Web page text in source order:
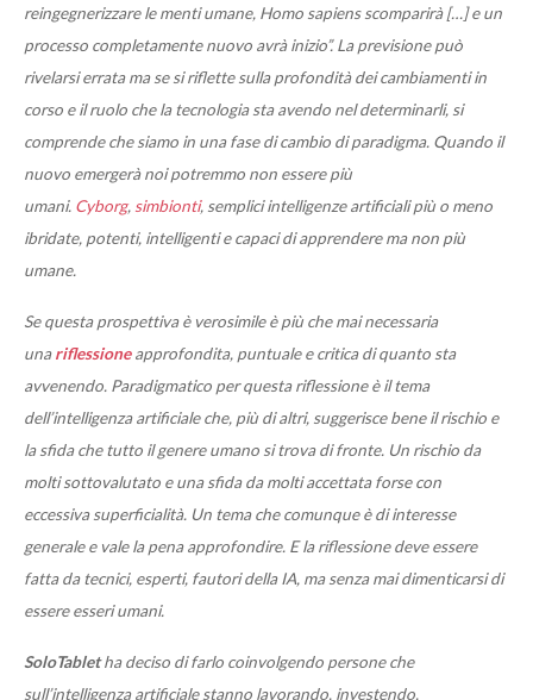
reingegnerizzare le menti umane, Homo sapiens scomparirà […] e un
processo completamente nuovo avrà inizio”. La previsione può
rivelarsi errata ma se si riflette sulla profondità dei cambiamenti in
corso e il ruolo che la tecnologia sta avendo nel determinarli, si
comprende che siamo in una fase di cambio di paradigma. Quando il
nuovo emergerà noi potremmo non essere più
umani. Cyborg, simbionti, semplici intelligenze artificiali più o meno
ibridate, potenti, intelligenti e capaci di apprendere ma non più
umane.
Se questa prospettiva è verosimile è più che mai necessaria
unariflessioneapprofondita, puntuale e critica di quanto sta
avvenendo. Paradigmatico per questa riflessione è il tema
dell’intelligenza artificiale che, più di altri, suggerisce bene il rischio e
la sfida che tutto il genere umano si trova di fronte. Un rischio da
molti sottovalutato e una sfida da molti accettata forse con
eccessiva superficialità. Un tema che comunque è di interesse
generale e vale la pena approfondire. E la riflessione deve essere
fatta da tecnici, esperti, fautori della IA, ma senza mai dimenticarsi di
essere esseri umani.
SoloTabletha deciso di farlo coinvolgendo persone che
sull’intelligenza artificiale stanno lavorando, investendo,